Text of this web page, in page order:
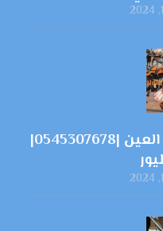
شركة مكافحة الحمام في العين |0545307678|